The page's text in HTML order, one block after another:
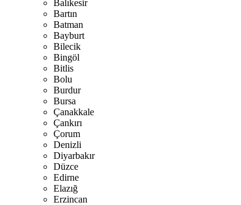
Balıkesir
Bartın
Batman
Bayburt
Bilecik
Bingöl
Bitlis
Bolu
Burdur
Bursa
Çanakkale
Çankırı
Çorum
Denizli
Diyarbakır
Düzce
Edirne
Elazığ
Erzincan